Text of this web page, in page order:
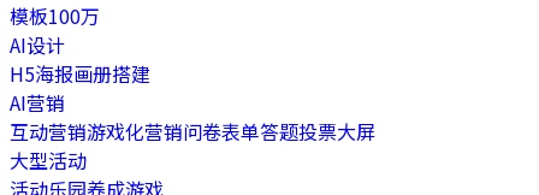
模板100万
AI设计
H5海报画册搭建
AI营销
互动营销游戏化营销问卷表单答题投票大屏
大型活动
活动乐园养成游戏